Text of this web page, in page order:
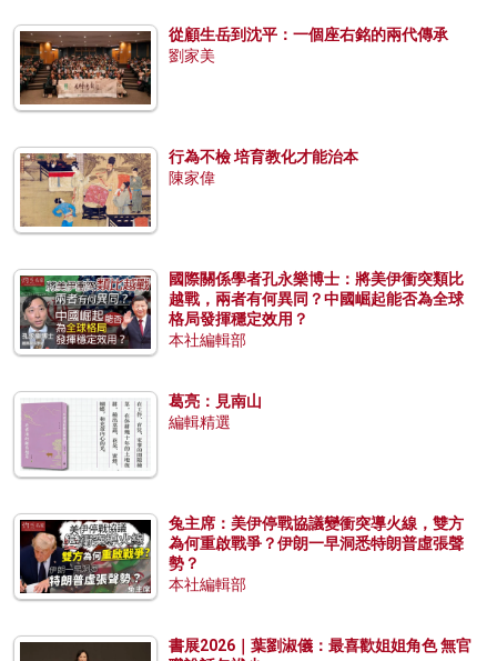
從顧生岳到沈平：一個座右銘的兩代傳承
劉家美
行為不檢 培育教化才能治本
陳家偉
國際關係學者孔永樂博士：將美伊衝突類比
越戰，兩者有何異同？中國崛起能否為全球
格局發揮穩定效用？
本社編輯部
葛亮：見南山
編輯精選
兔主席：美伊停戰協議變衝突導火線，雙方
為何重啟戰爭？伊朗一早洞悉特朗普虛張聲
勢？
本社編輯部
書展2026｜葉劉淑儀：最喜歡姐姐角色 無官